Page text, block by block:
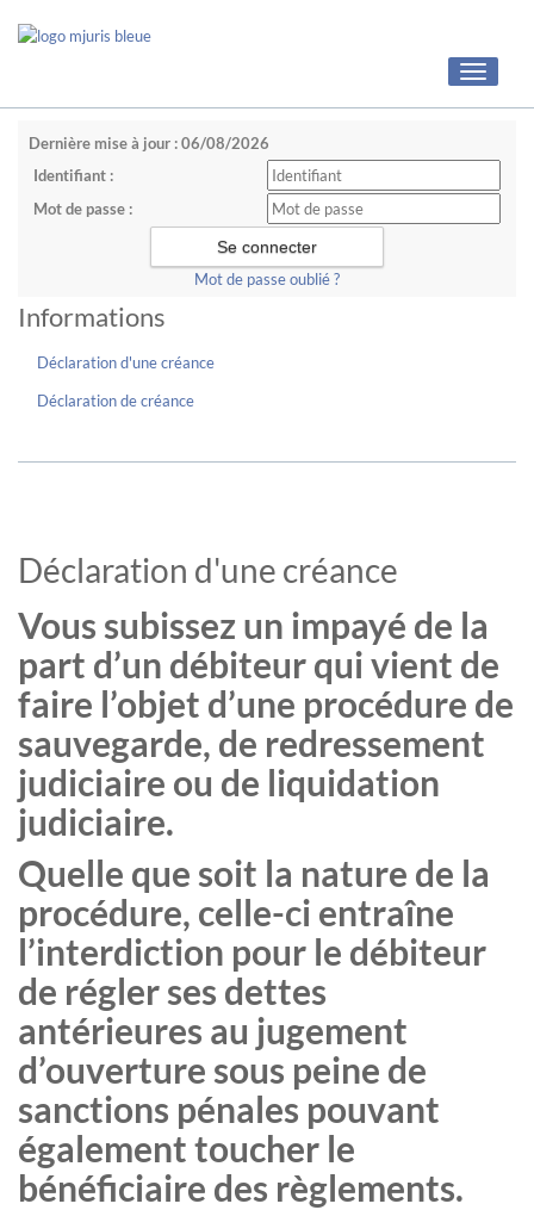
Toggle
Dernière mise à jour : 06/08/2026
Identifiant :
Mot de passe :
Mot de passe oublié ?
Informations
Déclaration d'une créance
Déclaration de créance
Déclaration d'une créance
Vous subissez un impayé de la
part d’un débiteur qui vient de
faire l’objet d’une procédure de
sauvegarde, de redressement
judiciaire ou de liquidation
judiciaire.
Quelle que soit la nature de la
procédure, celle-ci entraîne
l’interdiction pour le débiteur
de régler ses dettes
antérieures au jugement
d’ouverture sous peine de
sanctions pénales pouvant
également toucher le
bénéficiaire des règlements.